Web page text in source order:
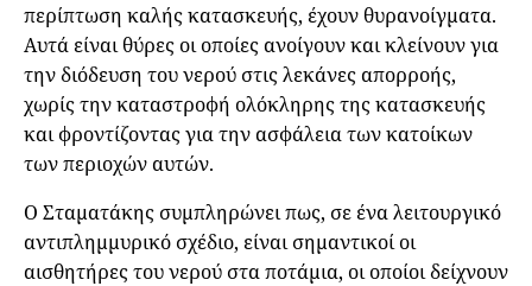
περίπτωση καλής κατασκευής, έχουν θυρανοίγματα.
Αυτά είναι θύρες οι οποίες ανοίγουν και κλείνουν για
την διόδευση του νερού στις λεκάνες απορροής,
χωρίς την καταστροφή ολόκληρης της κατασκευής
και φροντίζοντας για την ασφάλεια των κατοίκων
των περιοχών αυτών.
Ο Σταματάκης συμπληρώνει πως, σε ένα λειτουργικό
αντιπλημμυρικό σχέδιο, είναι σημαντικοί οι
αισθητήρες του νερού στα ποτάμια, οι οποίοι δείχνουν